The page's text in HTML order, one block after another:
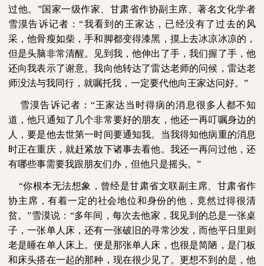
过他。”国家一级作家、甘肃省作协副主席、著名文化学者
雪漠告诉记者：“我看到的王家达，已经没有了过去的风
采，他骨瘦如柴，手和脚都变得漆黑，摸上去冰凉冰凉的，
但是头脑非常清醒。见到我，他伸出了手，我们握了手，他
还向我表示了谢意。我向他转达了雷达老师的问候，雷达老
师没法与我同行，就嘱托我，一定要代他向王家达问好。”
雪漠告诉记者：“王家达当时得病的消息很多人都不知
道，他只通知了几个非常要好的朋友，他还一再叮嘱身边的
人，要是他去世第一时间要通知我。当我得知他病重的消息
时正在重庆，就赶紧放下诸事去看他。我还一再问过他，还
有哪些事需要我跟朋友们办，但他只是摇头。”
“你根本无法想象，曾经是甘肃省文联副主席、甘肃省作
协主席，有着一定的社会地位和身份的他，竟然过得很清
贫。”雪漠说：“多年间，每次去他家，我见到的总是一张桌
子，一张单人床，还有一张破旧的寻常沙发，而他平日里则
老是睡在单人床上。便是那张单人床，也很是简陋，是门板
和床头搭在一起的那种，现在很少见了。更想不到的是，他